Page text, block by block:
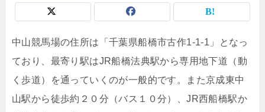
中山競馬場の住所は「千葉県船橋市古作1-1-1」となっ
ており、最寄り駅はJR船橋法典駅から専用地下道（動
く歩道）を通っていくのが一般的です。また京成東中
山駅から徒歩約２０分（バス１０分）、JR西船橋駅か